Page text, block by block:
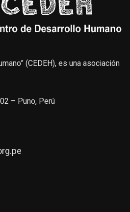
(CEDEH), es una asociación
– Puno, Perú